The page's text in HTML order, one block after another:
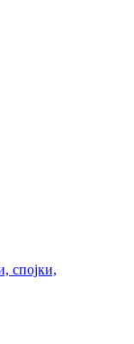
спојки,